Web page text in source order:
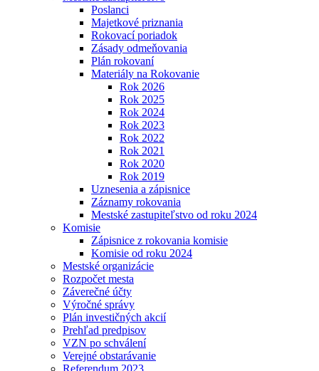
Poslanci
Majetkové priznania
Rokovací poriadok
Zásady odmeňovania
Plán rokovaní
Materiály na Rokovanie
Rok 2026
Rok 2025
Rok 2024
Rok 2023
Rok 2022
Rok 2021
Rok 2020
Rok 2019
Uznesenia a zápisnice
Záznamy rokovania
Mestské zastupiteľstvo od roku 2024
Komisie
Zápisnice z rokovania komisie
Komisie od roku 2024
Mestské organizácie
Rozpočet mesta
Záverečné účty
Výročné správy
Plán investičných akcií
Prehľad predpisov
VZN po schválení
Verejné obstarávanie
Referendum 2023